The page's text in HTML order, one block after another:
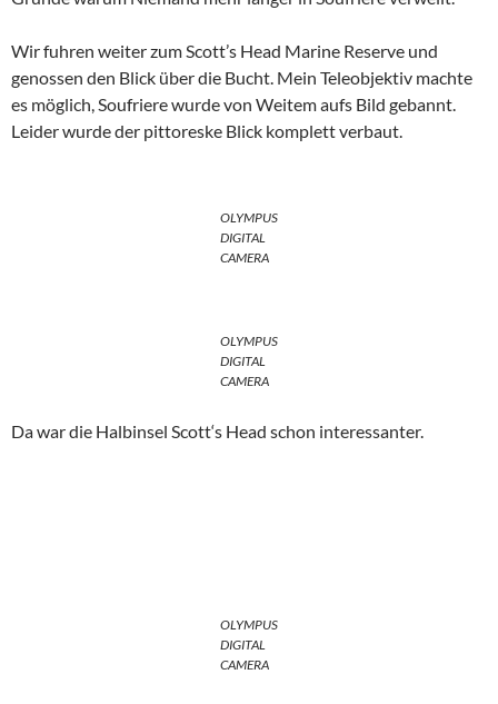
Wir fuhren weiter zum Scott’s Head Marine Reserve und
genossen den Blick über die Bucht. Mein Teleobjektiv machte
es möglich, Soufriere wurde von Weitem aufs Bild gebannt.
Leider wurde der pittoreske Blick komplett verbaut.
OLYMPUS
DIGITAL
CAMERA
OLYMPUS
DIGITAL
CAMERA
Da war die Halbinsel Scott‘s Head schon interessanter.
OLYMPUS
DIGITAL
CAMERA